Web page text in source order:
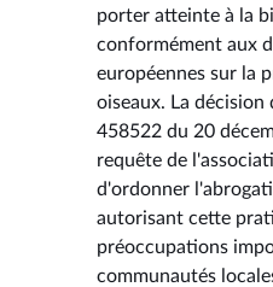
porter atteinte à la
conformément aux
européennes sur la
oiseaux. La décision
458522 du 20
requête de
d'ordonner
autorisant cette
préoccupations
communautés